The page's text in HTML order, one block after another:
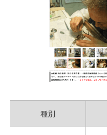
種別